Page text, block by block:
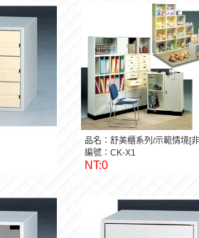
品名：舒美櫃系列/示範情境[
編號：CK-X1
NT:0